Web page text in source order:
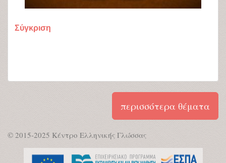
Σύγκριση
περισσότερα θέματα
© 2015-2025 Κέντρο Ελληνικής Γλώσσας